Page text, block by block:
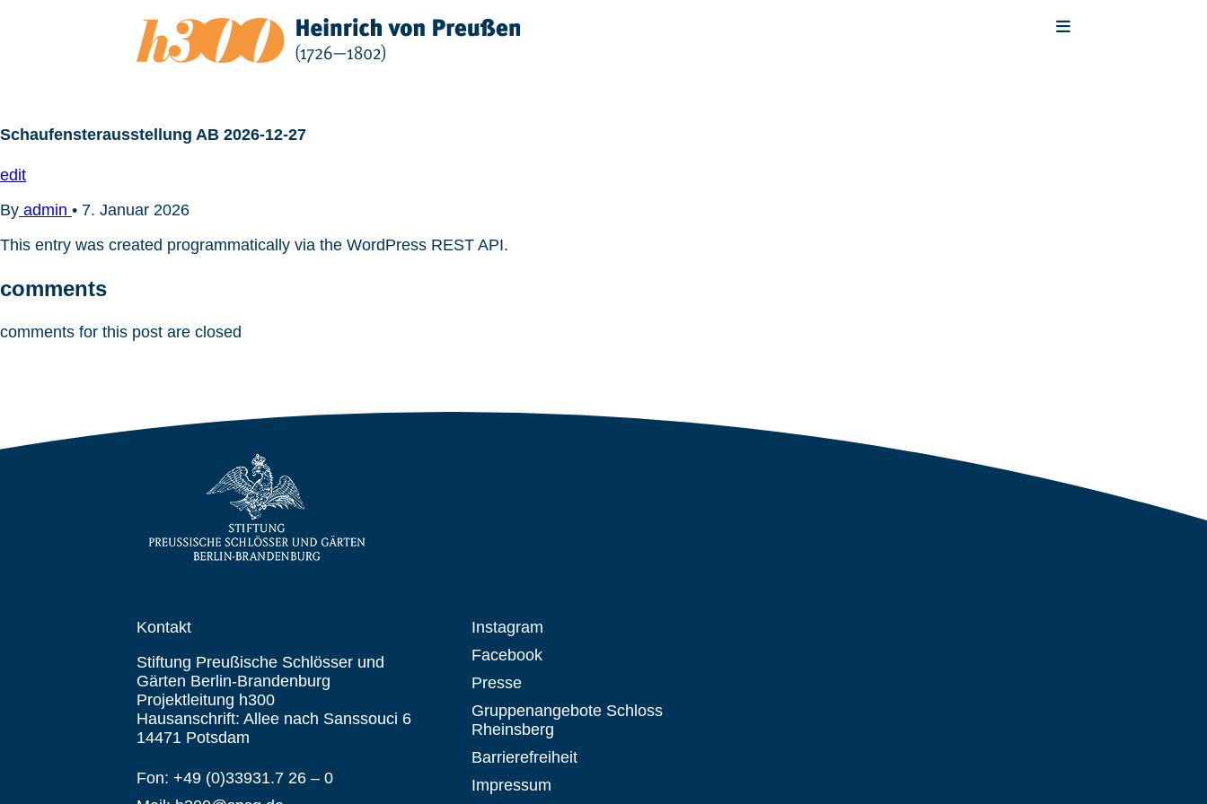
Schaufensterausstellung AB 2026-12-27
edit
By admin • 7. Januar 2026
This entry was created programmatically via the WordPress REST API.
comments
comments for this post are closed
Kontakt
Stiftung Preußische Schlösser und
Gärten Berlin-Brandenburg
Projektleitung h300
Hausanschrift: Allee nach Sanssouci 6
14471 Potsdam
Fon: +49 (0)33931.7 26 – 0
Instagram
Facebook
Presse
Gruppenangebote Schloss
Rheinsberg
Barrierefreiheit
Impressum